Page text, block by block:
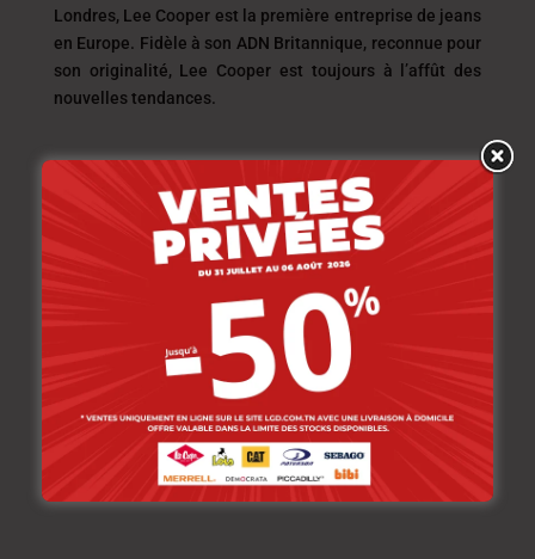
Londres, Lee Cooper est la première entreprise de jeans
en Europe. Fidèle à son ADN Britannique, reconnue pour
son originalité, Lee Cooper est toujours à l’affût des
nouvelles tendances.
Précédent
Référence : MAILLE-29 AKEE ENF NAT. |
Catégorie : Polo ML GAR | MAILLE ML ENF